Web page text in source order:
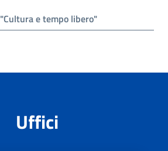
Uffici